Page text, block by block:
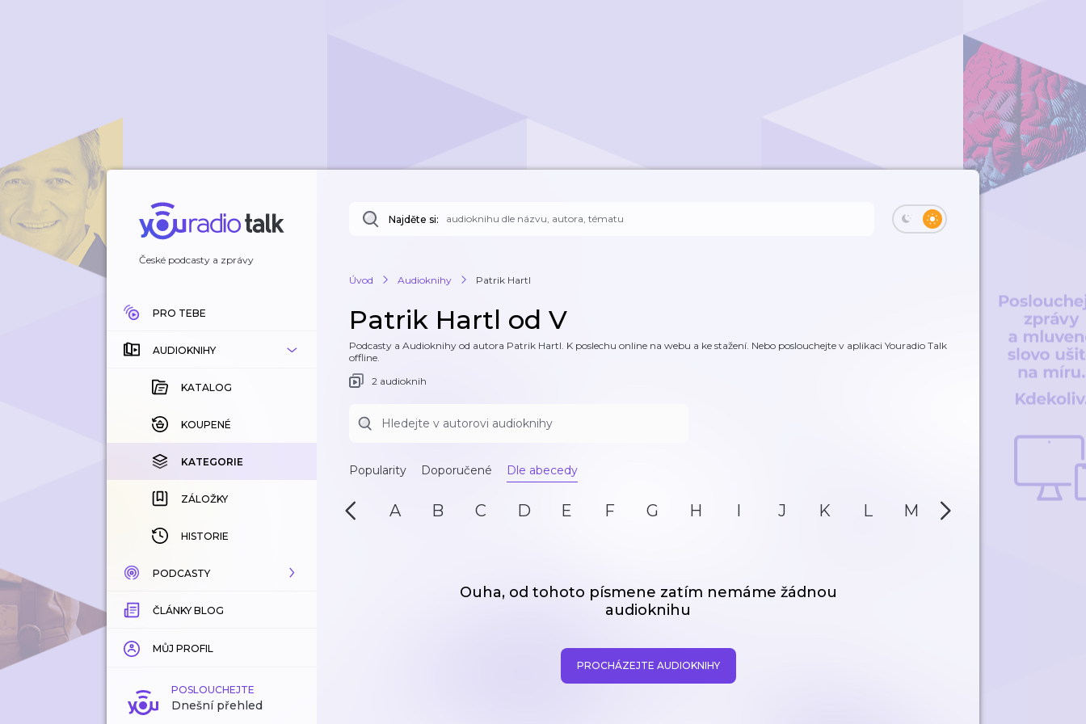
České podcasty a zprávy
PRO TEBE
AUDIOKNIHY
KATALOG
KOUPENÉ
KATEGORIE
ZÁLOŽKY
HISTORIE
PODCASTY
KATALOG
KATEGORIE
ZÁLOŽKY
ČLÁNKY BLOG
MŮJ PROFIL
POSLOUCHEJTE
Dnešní přehled
Najděte si:
Úvod Audioknihy Patrik Hartl
Patrik Hartl od V
Podcasty a Audioknihy od autora Patrik Hartl. K poslechu online na webu a ke stažení. Nebo poslouchejte v aplikaci Youradio Talk
offline.
2 audioknih
Popularity Doporučené Dle abecedy
A B C D E F G H I J K L M N
Ouha, od tohoto písmene zatím nemáme žádnou
audioknihu
PROCHÁZEJTE AUDIOKNIHY